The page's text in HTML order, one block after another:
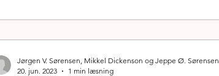
Jørgen V. Sørensen, Mikkel Dickenson og Jeppe Ø. Sørensen
20. jun. 2023
1 min læsning